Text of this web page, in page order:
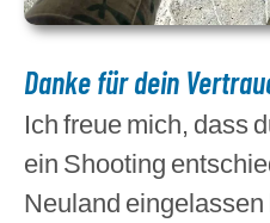
Danke für dein
Ich freue mich, dass
ein Shooting
Neuland eingelassen